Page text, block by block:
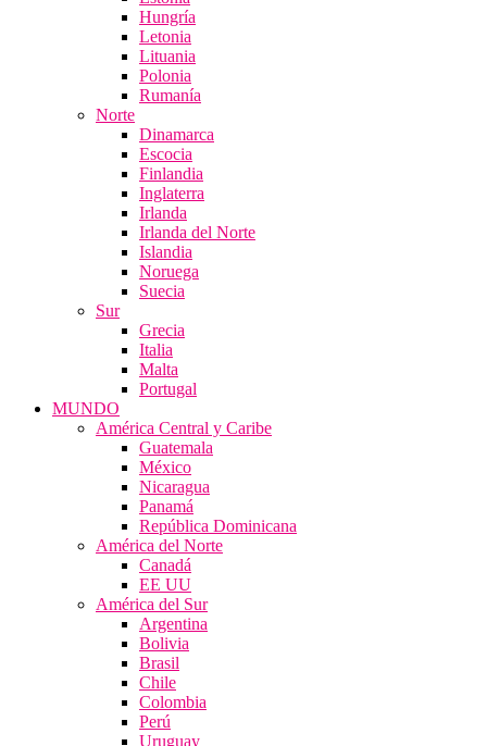
Hungría
Letonia
Lituania
Polonia
Rumanía
Norte
Dinamarca
Escocia
Finlandia
Inglaterra
Irlanda
Irlanda del Norte
Islandia
Noruega
Suecia
Sur
Grecia
Italia
Malta
Portugal
MUNDO
América Central y Caribe
Guatemala
México
Nicaragua
Panamá
República Dominicana
América del Norte
Canadá
EE UU
América del Sur
Argentina
Bolivia
Brasil
Chile
Colombia
Perú
Uruguay